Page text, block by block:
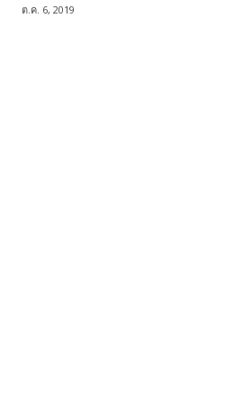
ต.ค. 6, 2019